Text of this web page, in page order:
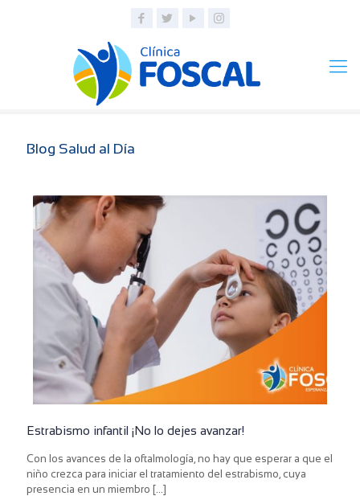
Blog Salud al Día
Estrabismo infantil ¡No lo dejes avanzar!
Con los avances de la oftalmología, no hay que esperar a que el
niño crezca para iniciar el tratamiento del estrabismo, cuya
presencia en un miembro […]